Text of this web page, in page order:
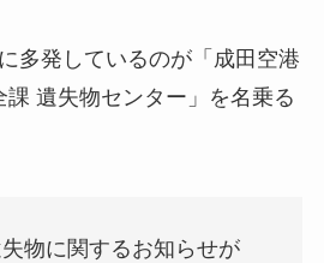
多発しているのが「成田空港
課 遺失物センター」を名乗る
失物に関するお知らせが